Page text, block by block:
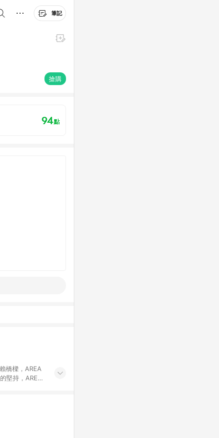
筆記
搶購
94點
橋樑，AREA
堅持，AREA